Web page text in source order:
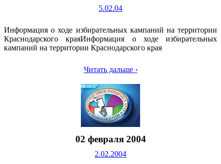
5.02.04
Информация о ходе избирательных кампаний на территории
Краснодарского краяИнформация о ходе избирательных
кампаний на территории Краснодарского края
Читать дальше ›
02 февраля 2004
2.02.2004